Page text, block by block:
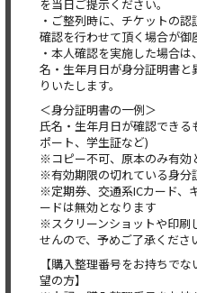
を当日ご提示ください。
・ご整列時に、チケットの
確認を行わせて頂く場合が御
・本人確認を実施した場合
名・生年月日が身分証明書
りいたします。
＜身分証明書の一例＞
氏名・生年月日が確認でき
ポート、学生証など)
※コピー不可、原本のみ有効
※有効期限の切れている身分
※定期券、交通系ICカード、
ードは無効となります
※スクリーンショットや印刷
せんので、予めご了承くださ
【購入整理番号をお持ちで
望の方】